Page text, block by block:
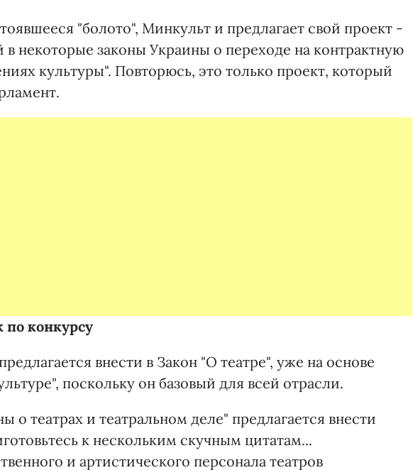
"болото", Минкульт и предлагает свой проект -
некоторые законы Украины о переходе на контрактную
культуры". Повторюсь, это только проект, который
по конкурсу
внести в Закон "О театре", уже на основе
поскольку он базовый для всей отрасли.
о театрах и театральном деле" предлагается внести
к нескольким скучным цитатам...
и артистического персонала театров